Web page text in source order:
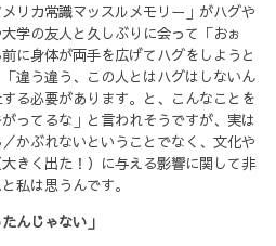
リカ常識マッスルメモリー」がハグや
学の友人と久しぶりに会って「おぉ
に身体が両手を広げてハグをしようと
違う違う、この人とはハグはしないん
る必要があります。と、こんなことを
ってるな」と言われそうですが、実は
かぶれないということでなく、文化や
きく出た！）に与える影響に関して非
私は思うんです。
んじゃない」